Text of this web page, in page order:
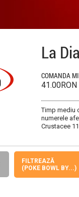
La
COMANDA
41.00RON
Timp mediu
numerele
Crustacee
FILTREAZĂ
(POKE BOWL BY...)